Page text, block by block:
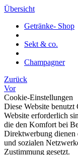
Übersicht
Getränke- Shop
Sekt & co.
Champagner
Zurück
Vor
Cookie-Einstellungen
Diese Website
Website erforderlich
die den Komfort bei
Direktwerbung dienen
und sozialen
Zustimmung gesetzt.